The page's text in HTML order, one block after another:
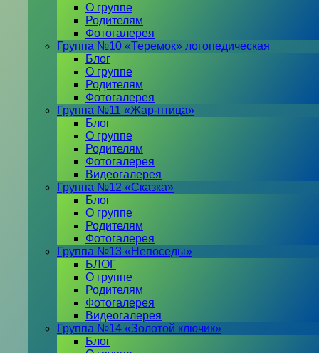
О группе
Родителям
Фотогалерея
Группа №10 «Теремок» логопедическая
Блог
О группе
Родителям
Фотогалерея
Группа №11 «Жар-птица»
Блог
О группе
Родителям
Фотогалерея
Видеогалерея
Группа №12 «Сказка»
Блог
О группе
Родителям
Фотогалерея
Группа №13 «Непоседы»
БЛОГ
О группе
Родителям
Фотогалерея
Видеогалерея
Группа №14 «Золотой ключик»
Блог